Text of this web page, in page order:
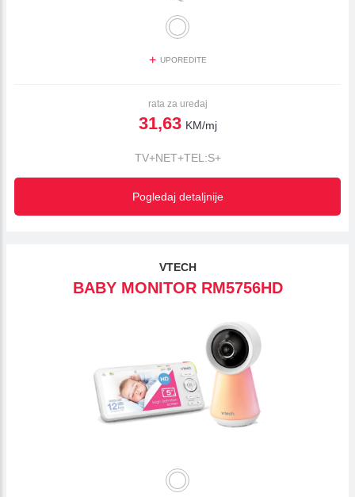
+ UPOREDITE
rata za uređaj
31,63 KM/mj
TV+NET+TEL:S+
Pogledaj detaljnije
VTECH
BABY MONITOR RM5756HD